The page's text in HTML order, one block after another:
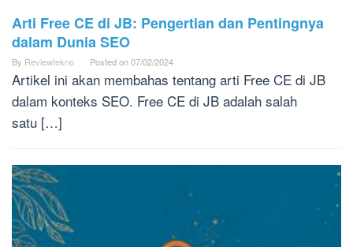
Arti Free CE di JB: Pengertian dan Pentingnya
dalam Dunia SEO
By Reviewtekno Posted on07/02/2024
Artikel ini akan membahas tentang arti Free CE di JB
dalam konteks SEO. Free CE di JB adalah salah
satu […]